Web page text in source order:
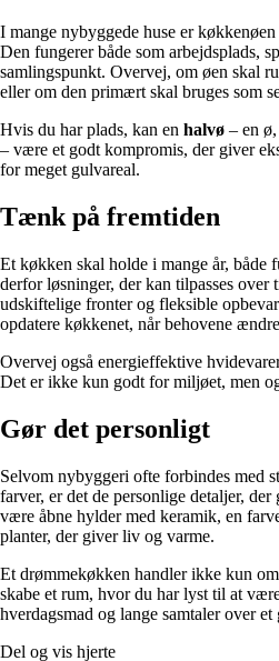
I mange nybyggede huse er
Den fungerer både som arbejdsplads,
samlingspunkt. Overvej, om øen skal
eller om den primært skal bruges som
Hvis du har plads, kan en halvø – en
– være et godt kompromis, der giver
for meget gulvareal.
Tænk på fremtiden
Et køkken skal holde i mange år,
derfor løsninger, der kan tilpasses over
udskiftelige fronter og fleksible
opdatere køkkenet, når behovene
Overvej også energieffektive
Det er ikke kun godt for miljøet, men
Gør det personligt
Selvom nybyggeri ofte forbindes med
farver, er det de personlige detaljer,
være åbne hylder med keramik, en
planter, der giver liv og varme.
Et drømmekøkken handler ikke kun
skabe et rum, hvor du har lyst til at
hverdagsmad og lange samtaler over et
Del og vis hjerte